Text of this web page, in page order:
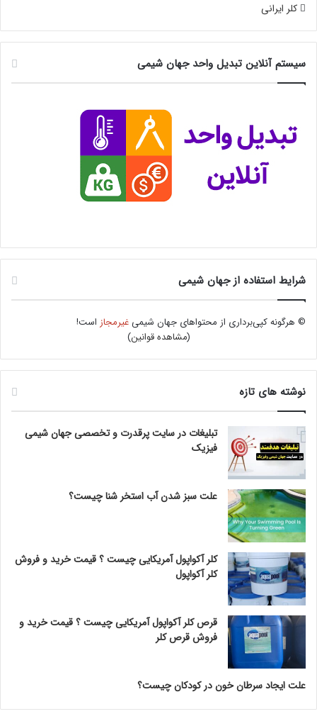
کلر ایرانی
سیستم آنلاین تبدیل واحد جهان شیمی
شرایط استفاده از جهان شیمی
© هرگونه کپی‌برداری از محتواهای جهان شیمیغیرمجاز است!
(مشاهده قوانین)
نوشته های تازه
تبلیغات در سایت پرقدرت و تخصصی جهان شیمی
فیزیک
علت سبز شدن آب استخر شنا چیست؟
کلر آکواپول آمریکایی چیست ؟ قیمت خرید و فروش
کلر آکواپول
قرص کلر آکواپول آمریکایی چیست ؟ قیمت خرید و
فروش قرص کلر
علت ایجاد سرطان خون در کودکان چیست؟